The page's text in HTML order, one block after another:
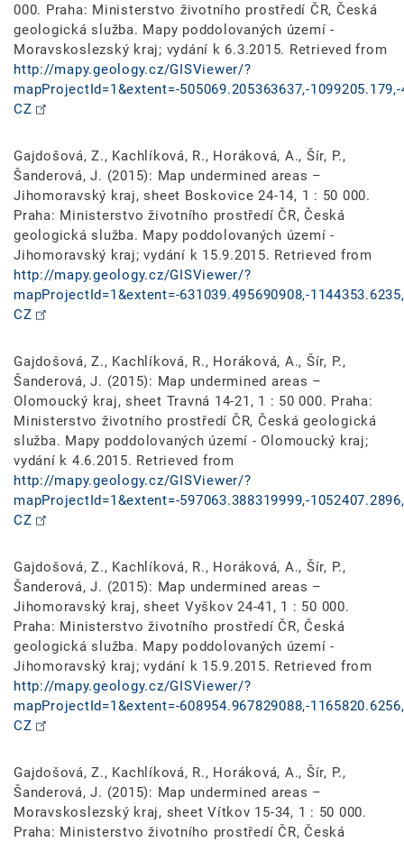
000. Praha: Ministerstvo životního prostředí ČR, Česká
geologická služba. Mapy poddolovaných území -
Moravskoslezský kraj; vydání k 6.3.2015. Retrieved from
http://mapy.geology.cz/GISViewer/?
mapProjectId=1&extent=-505069.205363637,-
CZ
Gajdošová, Z., Kachlíková, R., Horáková, A., Šír, P.,
Šanderová, J. (2015): Map undermined areas –
Jihomoravský kraj, sheet Boskovice 24-14, 1 : 50 000.
Praha: Ministerstvo životního prostředí ČR, Česká
geologická služba. Mapy poddolovaných území -
Jihomoravský kraj; vydání k 15.9.2015. Retrieved from
http://mapy.geology.cz/GISViewer/?
mapProjectId=1&extent=-631039.495690908,-
CZ
Gajdošová, Z., Kachlíková, R., Horáková, A., Šír, P.,
Šanderová, J. (2015): Map undermined areas –
Olomoucký kraj, sheet Travná 14-21, 1 : 50 000. Praha:
Ministerstvo životního prostředí ČR, Česká geologická
služba. Mapy poddolovaných území - Olomoucký kraj;
vydání k 4.6.2015. Retrieved from
http://mapy.geology.cz/GISViewer/?
mapProjectId=1&extent=-597063.388319999,-
CZ
Gajdošová, Z., Kachlíková, R., Horáková, A., Šír, P.,
Šanderová, J. (2015): Map undermined areas –
Jihomoravský kraj, sheet Vyškov 24-41, 1 : 50 000.
Praha: Ministerstvo životního prostředí ČR, Česká
geologická služba. Mapy poddolovaných území -
Jihomoravský kraj; vydání k 15.9.2015. Retrieved from
http://mapy.geology.cz/GISViewer/?
mapProjectId=1&extent=-608954.967829088,-
CZ
Gajdošová, Z., Kachlíková, R., Horáková, A., Šír, P.,
Šanderová, J. (2015): Map undermined areas –
Moravskoslezský kraj, sheet Vítkov 15-34, 1 : 50 000.
Praha: Ministerstvo životního prostředí ČR, Česká